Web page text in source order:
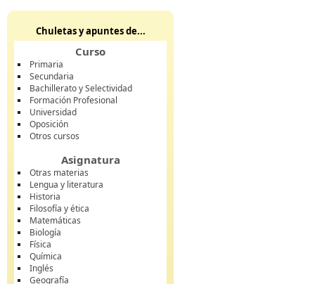
Chuletas y apuntes de...
Curso
Primaria
Secundaria
Bachillerato y Selectividad
Formación Profesional
Universidad
Oposición
Otros cursos
Asignatura
Otras materias
Lengua y literatura
Historia
Filosofía y ética
Matemáticas
Biología
Física
Química
Inglés
Geografía